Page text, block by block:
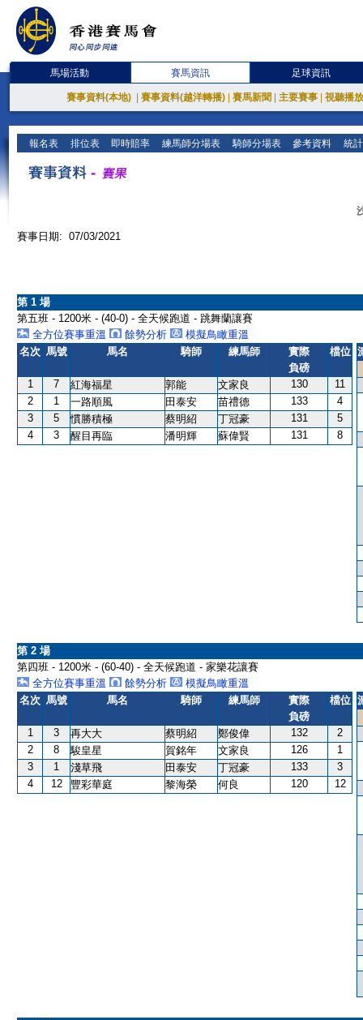
馬場活動 賽馬資訊 足球資訊
賽事資料(本地) 賽事資料(越洋轉播) 賽馬新聞 主要賽事 視聽播
報名表 排位表 即時賠率 練馬師分場表 騎師分場表 參考資料 統
賽事日期: 07/03/2021
第 1 場
第五班 - 1200米 - (40-0) - 全天候跑道 - 跳舞蘭讓賽
全方位賽事重溫
餘勢分析
模擬鳥瞰重溫
名次 馬號 馬名 騎師 練馬師
實際
負磅
檔位
1 7 紅海福星 郭能 文家良 130
11
2
1 一路順風 田泰安 苗禮德 133
4
3
5 慣勝積極 蔡明紹 丁冠豪 131
5
4
3 醒目再臨 潘明輝 蘇偉賢 131 8
第 2 場
第四班 - 1200米 - (60-40) - 全天候跑道 - 家樂花讓賽
全方位賽事重溫
餘勢分析
模擬鳥瞰重溫
名次 馬號 馬名 騎師 練馬師
實際
負磅
檔位
1 3 再大大 蔡明紹 鄭俊偉 132
2
2
8 駿皇星 賀銘年 文家良 126
1
3
1 淺草飛 田泰安 丁冠豪 133
3
4
12 豐彩華庭 黎海榮 何良 120 12